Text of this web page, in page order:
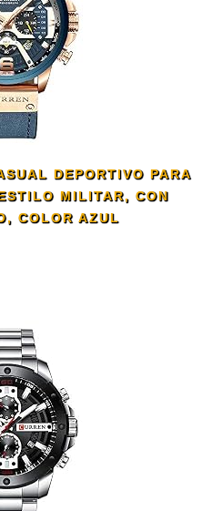
DEPORTIVO PARA
MILITAR, CON
COLOR AZUL